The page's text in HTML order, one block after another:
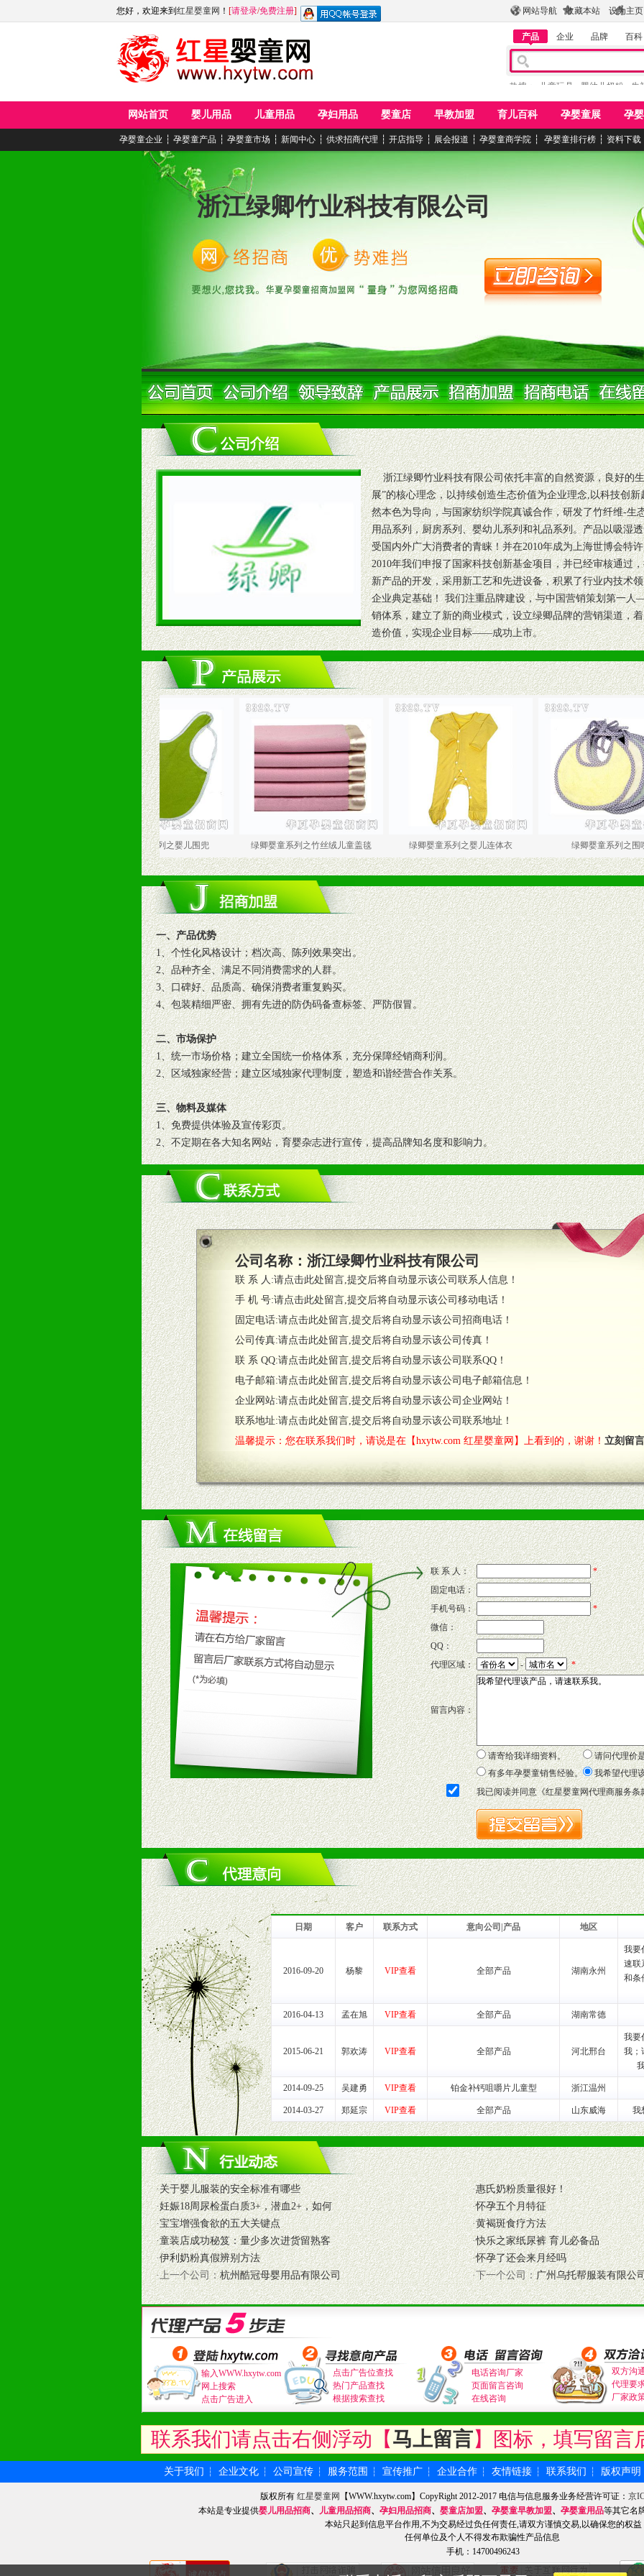
网站导航 收藏本站 设为主页
您好，欢迎来到 红星婴童网 ！ [请登录/免费注册]
产品 企业 品牌 百科
热搜： 儿童玩具 婴幼儿奶粉 牛
网站首页 婴儿用品 儿童用品 孕妇用品 婴童店 早教加盟 育儿百科 孕婴童展 孕
孕婴童企业 ┆ 孕婴童产品 ┆ 孕婴童市场 ┆ 新闻中心 ┆ 供求招商代理 ┆ 开店指导 ┆ 展会报道 ┆ 孕婴童商学院 ┆ 孕婴童排行榜 ┆ 资料下载
浙江绿卿竹业科技有限公司
浙江绿卿竹业科技有限公司依托丰富的自然资源，良好的
展”的核心理念，以持续创造生态价值为企业理念,以科技创
然本色为导向，与国家纺织学院真诚合作，研发了竹纤维-生
用品系列，厨房系列、婴幼儿系列和礼品系列。产品以吸湿
受国内外广大消费者的青睐！并在2010年成为上海世博会特
2010年我们申报了国家科技创新基金项目，并已经审核通过
新产品的开发，采用新工艺和先进设备，积累了行业内技术
企业典定基础！ 我们注重品牌建设，与中国营销策划第一
销体系，建立了新的商业模式，设立绿卿品牌的营销渠道，
造价值，实现企业目标——成功上市。
绿卿婴童系列之婴儿围兜 绿卿婴童系列之竹丝绒儿童盖毯 绿卿婴童系列之婴儿连体衣 绿卿婴童系列之围嘴
一、产品优势
1、个性化风格设计；档次高、陈列效果突出。
2、品种齐全、满足不同消费需求的人群。
3、口碑好、品质高、确保消费者重复购买。
4、包装精细严密、拥有先进的防伪码备查标签、严防假冒。
二、市场保护
1、统一市场价格；建立全国统一价格体系，充分保障经销商利润。
2、区域独家经营；建立区域独家代理制度，塑造和谐经营合作关系。
三、物料及媒体
1、免费提供体验及宣传彩页。
2、不定期在各大知名网站，育婴杂志进行宣传，提高品牌知名度和影响力。
3、根据地方实际情况提供销售喷绘画、促销架等销售道具。
四、市场操作及支持
1、根据区域市场协助制定具体营销策略。
2、根据具体情况公司给予必要市场支持。
3、根据市场需要，派驻区域销售人员全程跟踪服务，以确保产品顺利销售。
4、根据市场情况公司给予专职或兼职的业务代表及终端导购支持。
五、退换货制度
1、给予前期市场操作一定比例退换货政策。
2、对于临期，滞销品给予一定比例调换政策。
六、服务优势
1、完善的信息服务咨询中心：本着对代理商负责的态度，我们将及时回复您的疑问。
2、售后服务：突发性产品问题或消费者意见反馈，我们予以及时受理记录并合理妥善解决。
3、我们时刻整理各区销售情况，帮您诊断、分析市场，及时收编销售效果显着的案例，与您共商启动市场。
七、招商代理（全国各地）
1、认同我们的经营理念。
2、具备较好商业信誉和资金实力。
3、具备区域内良好的终端网点和销售渠道。
4、具备一定业务团队能力覆盖区域的流通渠道，孕婴童渠道，医药渠道并为之提供配送服务。
5、具备较强的市场操作意识，投入意识和配合意识。
八、品牌产品
1、不断提升品牌的知名度，美誉度。
2、不断开创新产品不断满足消费者的新需求及适应市场变化。
九、加盟优势
1、广告企划支持：产品手册、POP宣传画、三折页及宣传礼品全面配赠，免费提供软硬性平面广告、电台广
场武器。
2、市场保护支持：供优质产品，全套合法经营手续，采取统一底价供货、严格保证区域市场独占，杜绝串货
3、对代理商、经销商提供公司资执证明复印件，财务以帐单，税务发票，产品质量报告检测单，产品批号；
4、营销技术支持：因地制宜，采取方案，专家顾问团提供专柜、社区、HS、名人营销等各种模式市场实战操
5、返利奖励支持：累计进货奖励，年终完成任务返利。
6、售后服务支持：营销全程跟踪服务，提供企划、咨询、培训等企业售后服务。
7、退换货支持：诚信为本的退换货保障制度，使经销商市场操作全程无忧。
十、代理条件
1、拥有婴幼儿产品经销网络，营养品或保健食品相关渠道者。
2、认同公司产品及经营理念，有良好的商业道德，良好的商誉，良好的市场网络的公司及销售自然人。
3、严格按照统一最低渠道价格，统一最低零售价销售，保证良性的价格体系，保证均衡的利润体系。
4、具有一定的资金实力，良好的商业信誉，具备地理区位优势。
5、为维护区域经销商利益，不得窜货。
十一、公司支持
1、免费人员培训支持
由销售明星、业务拓展能手、专业营养师、儿童营养专家为客户提供包括销售、营养、售后服务等各项专业培
2、终端宣传品支持
提供全国统一的产品手册、妈妈手册、VI手册、专柜、POP终端宣传物料、多样化的促销物品、礼品等。
3、大型促销活动支持
根据市场开发需要，为代理商、经销商提供活动策划，物料支持、人员支持等。媒体宣传支持
专业的孕婴童媒体、杂志、直销目录等全国性投放，扩大产品体宣传支持
专业的孕婴童媒体、杂志、直销目录等全国性投放，扩大产品宣传，提高产品美誉度。
4、专业完善的售后服务支持
5、确保经销商相应区域内的独家垄断性经营权益。
6、实施经营管理支持，根据经销商销售情况派人员驻地指导。
7、严格控制价格的波动，并给予相应的政策，充分保证经销产品丰厚的利润空间和市场经营的高额回报。
8、提供合理的退换货保障制度，保证经销商合作零风险。
9、及时有力的推出各种终端促销活动来帮助经销商启动和拉动市场销售，提供终端物料及宣传促销用品的支
拉宝、海报、试用装等）
10、提供信息支持，使经销商商融入公司经营中，充分了解来自公司的行销计划，产品的发展，以及行业市场
11、提供方便、快捷、灵活、安全、高效和准确的后勤配送物。
12、不断寻求国际前缘产品，完善母婴、儿童产品品类，为中国妈妈、宝宝提供完善的营养健康产品和宣传
和终端客户提供更好的支持和服务。
十二、加盟方法
1、通过电话、邮件、网上留言等方式与我公司相关负责人取得联系。
2、与我公司相关人员取得联系之后需详细阅读公司有关制度以及合作加盟流程。
3、加盟者也可到我公司实地考察，合作洽谈。
公司名称： 浙江绿卿竹业科技有限公司
联 系 人:请点击此处留言,提交后将自动显示该公司联系人信息！
手 机 号:请点击此处留言,提交后将自动显示该公司移动电话！
固定电话:请点击此处留言,提交后将自动显示该公司招商电话！
公司传真:请点击此处留言,提交后将自动显示该公司传真！
联 系 QQ:请点击此处留言,提交后将自动显示该公司联系QQ！
电子邮箱:请点击此处留言,提交后将自动显示该公司电子邮箱信息！
企业网站:请点击此处留言,提交后将自动显示该公司企业网站！
联系地址:请点击此处留言,提交后将自动显示该公司联系地址！
温馨提示：您在联系我们时，请说是在【hxytw.com 红星婴童网】上看到的，谢谢！ 立刻留言
联 系 人：
*
固定电话：
手机号码：
*
微信：
QQ：
代理区域：
- *
留言内容：
请寄给我详细资料。
请问代理价
有多年孕婴童销售经验。
我希望代理
我已阅读并同意《红星婴童网代理商服务条
日期 客户 联系方式 意向公司|产品 地区
2016-09-20 杨黎 VIP查看 全部产品 湖南永州
我要
速联
和条
2016-04-13 孟在旭 VIP查看 全部产品 湖南常德
2015-06-21 郭欢涛 VIP查看 全部产品 河北邢台
我要
我；
2014-09-25 吴建勇 VIP查看 铂金补钙咀嚼片儿童型 浙江温州
2014-03-27 郑延宗 VIP查看 全部产品 山东威海 我
·关于婴儿服装的安全标准有哪些 ·惠氏奶粉质量很好！
·妊娠18周尿检蛋白质3+，潜血2+，如何 ·怀孕五个月特征
·宝宝增强食欲的五大关键点 ·黄褐斑食疗方法
·童装店成功秘笈：量少多次进货留熟客 ·快乐之家纸尿裤 育儿必备品
·伊利奶粉真假辨别方法 ·怀孕了还会来月经吗
·上一个公司：杭州酷冠母婴用品有限公司 ·下一个公司：广州乌托帮服装有限公
输入WWW.hxytw.com
网上搜索
点击广告进入
点击广告位查找
热门产品查找
根据搜索查找
电话咨询厂家
页面留言咨询
在线咨询
双方沟
代理要
厂家政
联系我们请点击右侧浮动【马上留言】图标，填写留言
关于我们 ┆ 企业文化 ┆ 公司宣传 ┆ 服务范围 ┆ 宣传推广 ┆ 企业合作 ┆ 友情链接 ┆ 联系我们 ┆ 版权声明
版权所有 红星婴童网 【WWW.hxytw.com】CopyRight 2012-2017 电信与信息服务业务经营许可证： 京
本站是专业提供婴儿用品招商、 儿童用品招商、 孕妇用品招商、 婴童店加盟、 孕婴童早教加盟、 孕婴童用品等其它名
本站只起到信息平台作用,不为交易经过负任何责任,请双方谨慎交易,以确保您的权益
任何单位及个人不得发布欺骗性产品信息
手机：14700496243